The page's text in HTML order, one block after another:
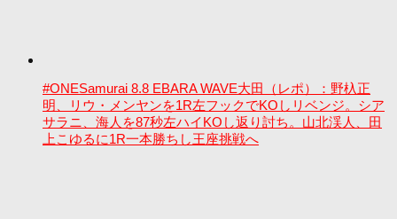
#ONESamurai 8.8 EBARA WAVE大田（レポ）：野杁正
明、リウ・メンヤンを1R左フックでKOしリベンジ。シア
サラニ、海人を87秒左ハイKOし返り討ち。山北渓人、田
上こゆるに1R一本勝ちし王座挑戦へ